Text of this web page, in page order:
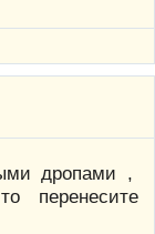
дропами ,